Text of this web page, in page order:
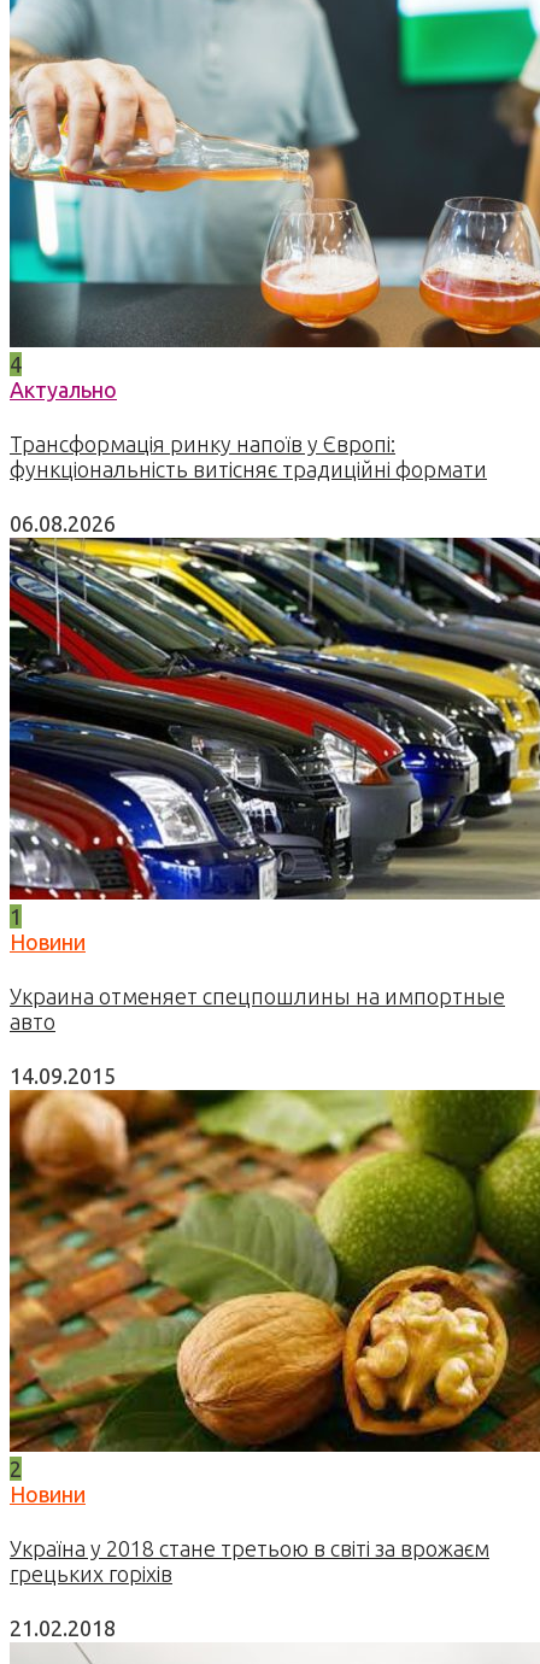
4
Актуально
Трансформація ринку напоїв у Європі:
функціональність витісняє традиційні формати
06.08.2026
1
Новини
Украина отменяет спецпошлины на импортные
авто
14.09.2015
2
Новини
Україна у 2018 стане третьою в світі за врожаєм
грецьких горіхів
21.02.2018